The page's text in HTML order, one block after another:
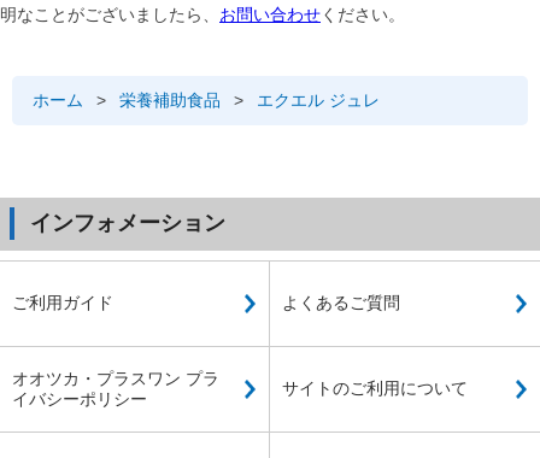
明なことがございましたら、 お問い合わせください。
ホーム > 栄養補助食品 > エクエル ジュレ
インフォメーション
ご利用ガイド よくあるご質問
オオツカ・プラスワン プラ
イバシーポリシー
サイトのご利用について